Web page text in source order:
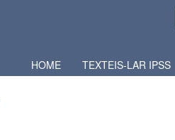
HOME TEXTEIS-LAR IPSS